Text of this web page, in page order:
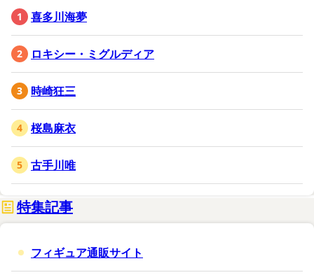
喜多川海夢
ロキシー・ミグルディア
時崎狂三
桜島麻衣
古手川唯
特集記事
フィギュア通販サイト